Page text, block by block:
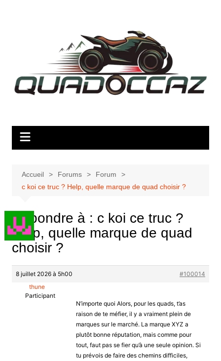
Accueil Forums
Forum
c koi ce truc ? Help, quelle marque de quad choisir ?
Répondre à : c koi ce truc ?
Help, quelle marque de quad
choisir ?
8 juillet 2026 à 5h00
#100014
thune
Participant
N’importe quoi Alors, pour les quads, t’as
raison de te méfier, il y a vraiment plein de
marques sur le marché. La marque XYZ a
plutôt bonne réputation, mais comme pour
tout, faut pas se fier qu’à une seule opinion. Si
tu prévois de faire des chemins difficiles,